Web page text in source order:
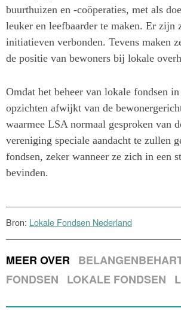
buurthuizen en -coöperaties, met als
leuker en leefbaarder te maken. Er zijn
initiatieven verbonden. Tevens maken
de positie van bewoners bij lokale
Omdat het beheer van lokale fondsen
opzichten afwijkt van de
waarmee LSA normaal gesproken van
vereniging speciale aandacht te zullen
fondsen, zeker wanneer ze zich in een
bevinden.
Bron: Lokale Fondsen Nederland
MEER OVER
FONDSEN
LOKALE FONDSEN